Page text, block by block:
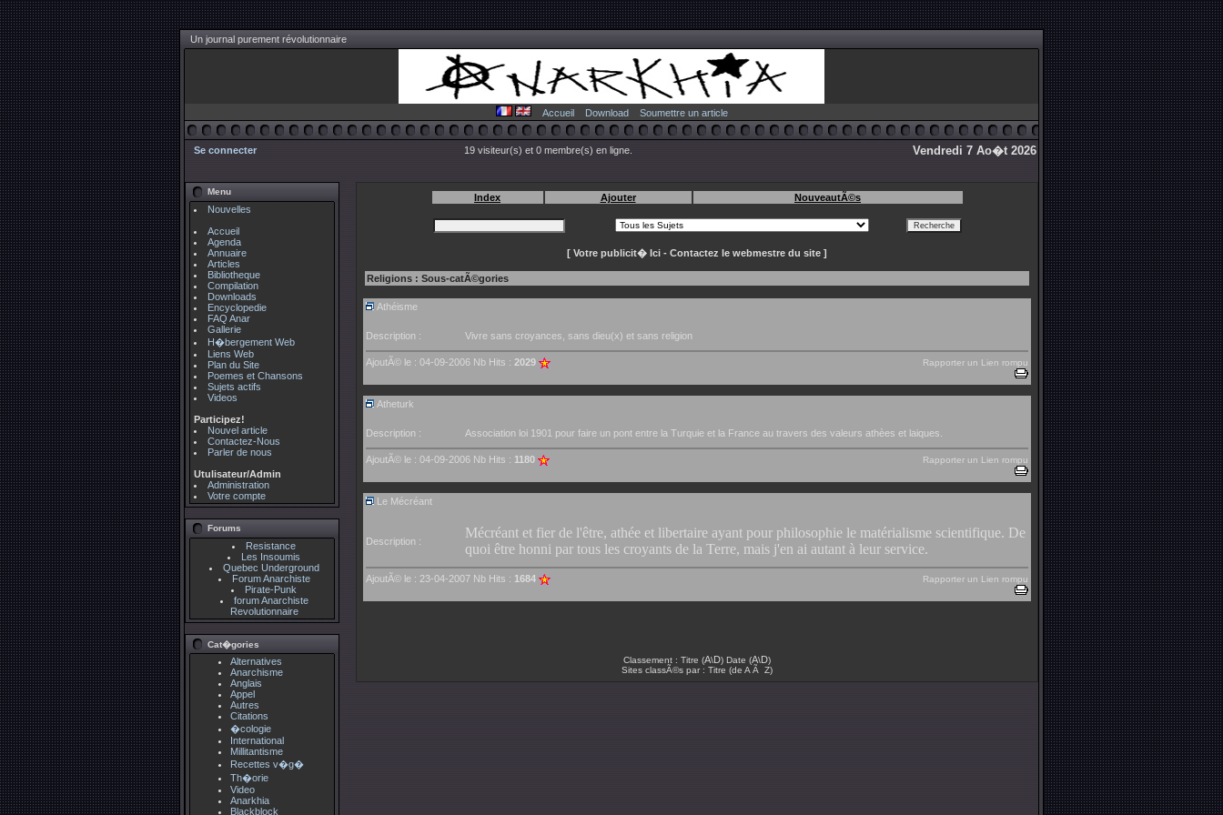
Un journal purement révolutionnaire
Accueil Download Soumettre un article
Se connecter 19 visiteur(s) et 0 membre(s) en ligne. Vendredi 7 Ao�t 2026
Menu
Nouvelles
Accueil
Agenda
Annuaire
Articles
Bibliotheque
Compilation
Downloads
Encyclopedie
FAQ Anar
Gallerie
H�bergement Web
Liens Web
Plan du Site
Poemes et Chansons
Sujets actifs
Videos
Participez!
Nouvel article
Contactez-Nous
Parler de nous
Utulisateur/Admin
Administration
Votre compte
Forums
Resistance
Les Insoumis
Quebec Underground
Forum Anarchiste
Pirate-Punk
forum Anarchiste
Revolutionnaire
Cat�gories
Alternatives
Anarchisme
Anglais
Appel
Autres
Citations
�cologie
International
Millitantisme
Recettes v�g�
Th�orie
Video
Anarkhia
Blackblock
Index Ajouter NouveautÃ©s
[ Votre publicit� Ici - Contactez le webmestre du site ]
Religions : Sous-catÃ©gories
Athéisme
Description : Vivre sans croyances, sans dieu(x) et sans religion
AjoutÃ© le : 04-09-2006 Nb Hits : 2029 Rapporter un Lien rompu
Atheturk
Description : Association loi 1901 pour faire un pont entre la Turquie et la France au travers des valeurs athèes et laiques.
AjoutÃ© le : 04-09-2006 Nb Hits : 1180 Rapporter un Lien rompu
Le Mécréant
Description :
Mécréant et fier de l'être, athée et libertaire ayant pour philosophie le matérialisme scientifique. De
quoi être honni par tous les croyants de la Terre, mais j'en ai autant à leur service.
AjoutÃ© le : 23-04-2007 Nb Hits : 1684 Rapporter un Lien rompu
Classement : Titre (A\D) Date (A\D)
Sites classÃ©s par : Titre (de A Ã Z)